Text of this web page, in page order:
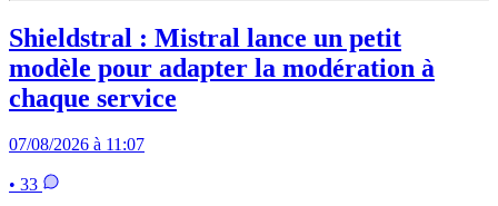
Shieldstral : Mistral lance un petit
modèle pour adapter la modération à
chaque service
07/08/2026 à 11:07
• 33